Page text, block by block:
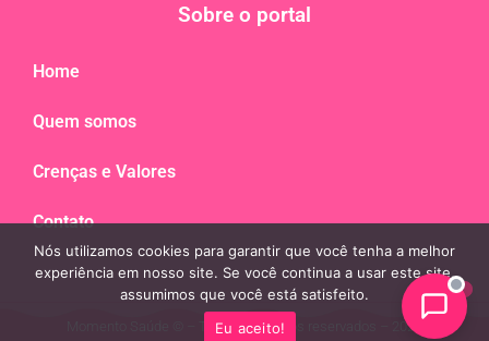
Sobre o portal
Home
Quem somos
Crenças e Valores
Contato
Momento Saúde © – Todos os direitos reservados – 2023
Nós utilizamos cookies para garantir que você tenha a melhor
experiência em nosso site. Se você continua a usar este site,
assumimos que você está satisfeito.
Eu aceito!